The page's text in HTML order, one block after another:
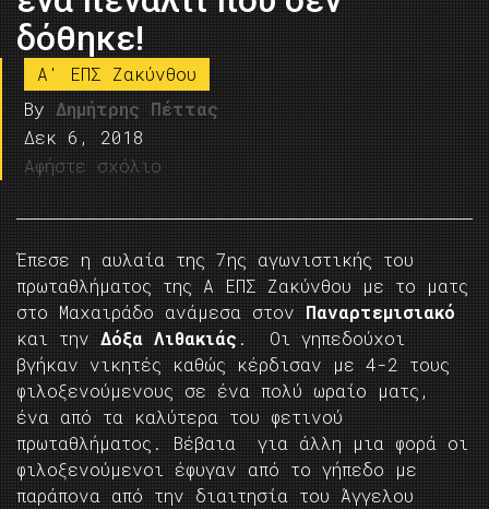
δόθηκε!
A' ΕΠΣ Ζακύνθου
By Δημήτρης Πέττας
Δεκ 6, 2018
Αφήστε σχόλιο
Έπεσε η αυλαία της 7ης αγωνιστικής του
πρωταθλήματος της Α ΕΠΣ Ζακύνθου με το ματς
στο Μαχαιράδο ανάμεσα στον Παναρτεμισιακό
και την Δόξα Λιθακιάς . Οι γηπεδούχοι
βγήκαν νικητές καθώς κέρδισαν με 4-2 τους
φιλοξενούμενους σε ένα πολύ ωραίο ματς,
ένα από τα καλύτερα του φετινού
πρωταθλήματος. Βέβαια για άλλη μια φορά οι
φιλοξενούμενοι έφυγαν από το γήπεδο με
παράπονα από την διαιτησία του Άγγελου